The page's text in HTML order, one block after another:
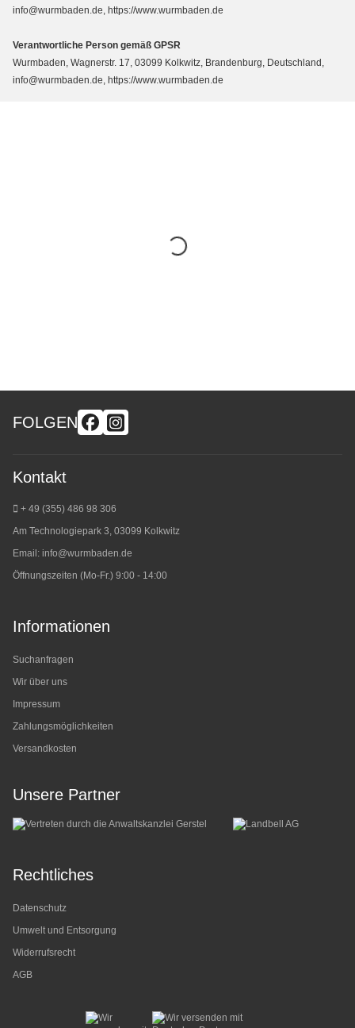
info@wurmbaden.de, https://www.wurmbaden.de
Verantwortliche Person gemäß GPSR
Wurmbaden, Wagnerstr. 17, 03099 Kolkwitz, Brandenburg, Deutschland,
info@wurmbaden.de, https://www.wurmbaden.de
FOLGEN
Kontakt
+ 49 (355) 486 98 306
Am Technologiepark 3, 03099 Kolkwitz
Email: info@wurmbaden.de
Öffnungszeiten (Mo-Fr.) 9:00 - 14:00
Informationen
Suchanfragen
Wir über uns
Impressum
Zahlungsmöglichkeiten
Versandkosten
Unsere Partner
Rechtliches
Datenschutz
Umwelt und Entsorgung
Widerrufsrecht
AGB